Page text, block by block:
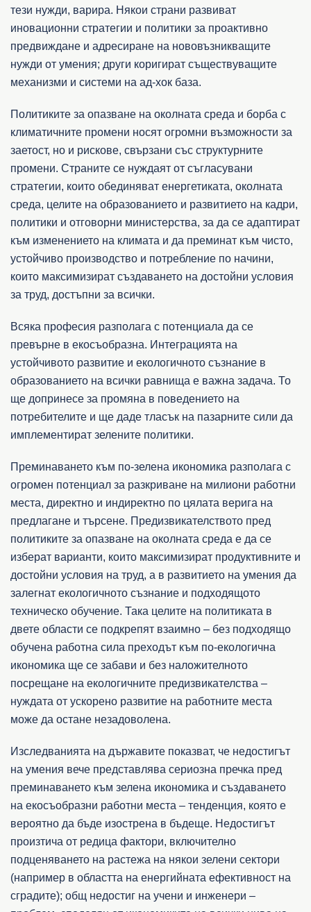
тези нужди, варира. Някои страни развиват
иновационни стратегии и политики за проактивно
предвиждане и адресиране на нововъзникващите
нужди от умения; други коригират съществуващите
механизми и системи на ад-хок база.
Политиките за опазване на околната среда и борба с
климатичните промени носят огромни възможности за
заетост, но и рискове, свързани със структурните
промени. Страните се нуждаят от съгласувани
стратегии, които обединяват енергетиката, околната
среда, целите на образованието и развитието на кадри,
политики и отговорни министерства, за да се адаптират
към изменението на климата и да преминат към чисто,
устойчиво производство и потребление по начини,
които максимизират създаването на достойни условия
за труд, достъпни за всички.
Всяка професия разполага с потенциала да се
превърне в екосъобразна. Интеграцията на
устойчивото развитие и екологичното съзнание в
образованието на всички равнища е важна задача. То
ще допринесе за промяна в поведението на
потребителите и ще даде тласък на пазарните сили да
имплементират зелените политики.
Преминаването към по-зелена икономика разполага с
огромен потенциал за разкриване на милиони работни
места, директно и индиректно по цялата верига на
предлагане и търсене. Предизвикателството пред
политиките за опазване на околната среда е да се
изберат варианти, които максимизират продуктивните и
достойни условия на труд, а в развитието на умения да
залегнат екологичното съзнание и подходящото
техническо обучение. Така целите на политиката в
двете области се подкрепят взаимно – без подходящо
обучена работна сила преходът към по-екологична
икономика ще се забави и без наложителното
посрещане на екологичните предизвикателства –
нуждата от ускорено развитие на работните места
може да остане незадоволена.
Изследванията на държавите показват, че недостигът
на умения вече представлява сериозна пречка пред
преминаването към зелена икономика и създаването
на екосъобразни работни места – тенденция, която е
вероятно да бъде изострена в бъдеще. Недостигът
произтича от редица фактори, включително
подценяването на растежа на някои зелени сектори
(например в областта на енергийната ефективност на
сградите); общ недостиг на учени и инженери –